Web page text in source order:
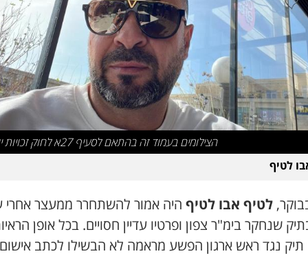
הצילומים בעמוד זה בהתאם לסעיף 27א לחוק זכויות יוצרים
לטיף
לטיף אבו לטיף היה אמור להשתחרר ממעצר
שנחקר בימ"ר צפון ופרטיו עדיין חסויים. בכל אופן
תיק נגד ראש ארגון הפשע מראמה לא הבשילו לכתב